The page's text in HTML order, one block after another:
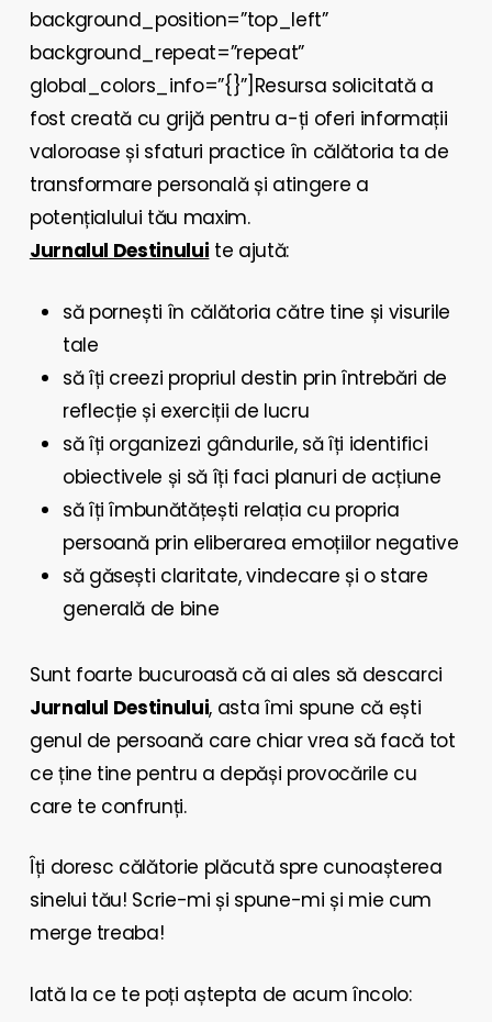
background_position=”top_left”
background_repeat=”repeat”
global_colors_info=”{}”] Resursa solicitată a
fost creată cu grijă pentru a-ți oferi informații
valoroase și sfaturi practice în călătoria ta de
transformare personală și atingere a
potențialului tău maxim.
Jurnalul Destinului te ajută:
să pornești în călătoria către tine și visurile
tale
să îți creezi propriul destin prin întrebări de
reflecție și exerciții de lucru
să îți organizezi gândurile, să îți identifici
obiectivele și să îți faci planuri de acțiune
să îți îmbunătățești relația cu propria
persoană prin eliberarea emoțiilor negative
să găsești claritate, vindecare și o stare
generală de bine
Sunt foarte bucuroasă că ai ales să descarci
Jurnalul Destinului, asta îmi spune că ești
genul de persoană care chiar vrea să facă tot
ce ține tine pentru a depăși provocările cu
care te confrunți.
Îți doresc călătorie plăcută spre cunoașterea
sinelui tău! Scrie-mi și spune-mi și mie cum
merge treaba!
Iată la ce te poți aștepta de acum încolo: